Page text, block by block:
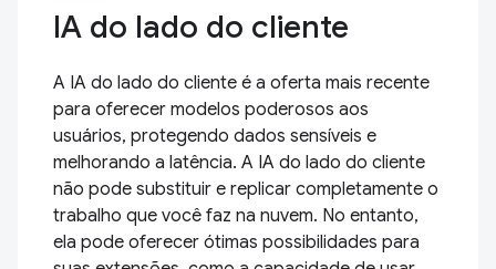
IA do lado do cliente
A IA do lado do cliente é a oferta mais recente
para oferecer modelos poderosos aos
usuários, protegendo dados sensíveis e
melhorando a latência. A IA do lado do cliente
não pode substituir e replicar completamente o
trabalho que você faz na nuvem. No entanto,
ela pode oferecer ótimas possibilidades para